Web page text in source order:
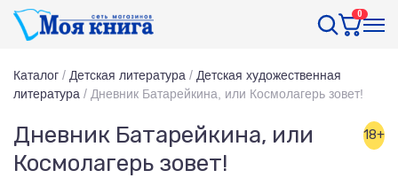
0
Каталог / Детская литература / Детская художественная
литература / Дневник Батарейкина, или Космолагерь зовет!
Дневник Батарейкина, или
Космолагерь зовет!
18+